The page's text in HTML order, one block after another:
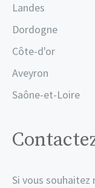
Landes
Dordogne
Côte-d'or
Aveyron
Saône-et-Loire
Si vous